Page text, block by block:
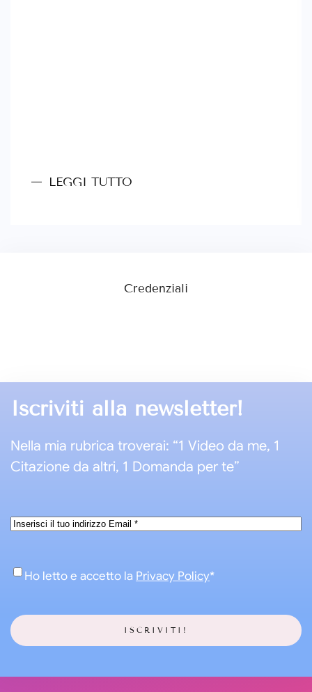
LEGGI TUTTO
Credenziali
Iscriviti alla newsletter!
Nella mia rubrica troverai: “1 Video da me, 1
Citazione da altri, 1 Domanda per te”
Email*
Consenso*
Ho letto e accetto la Privacy Policy*